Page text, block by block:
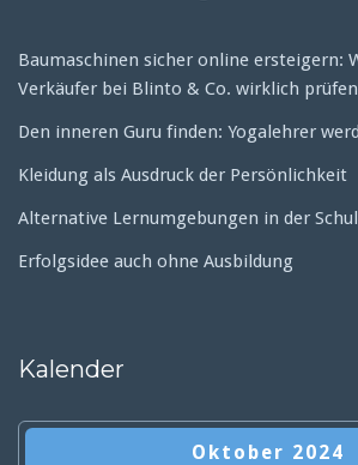
Baumaschinen sicher online ersteigern:
Verkäufer bei Blinto & Co. wirklich
Den inneren Guru finden: Yogalehrer
Kleidung als Ausdruck der Persönlichkeit
Alternative Lernumgebungen in der
Erfolgsidee auch ohne Ausbildung
Kalender
Oktober 2024